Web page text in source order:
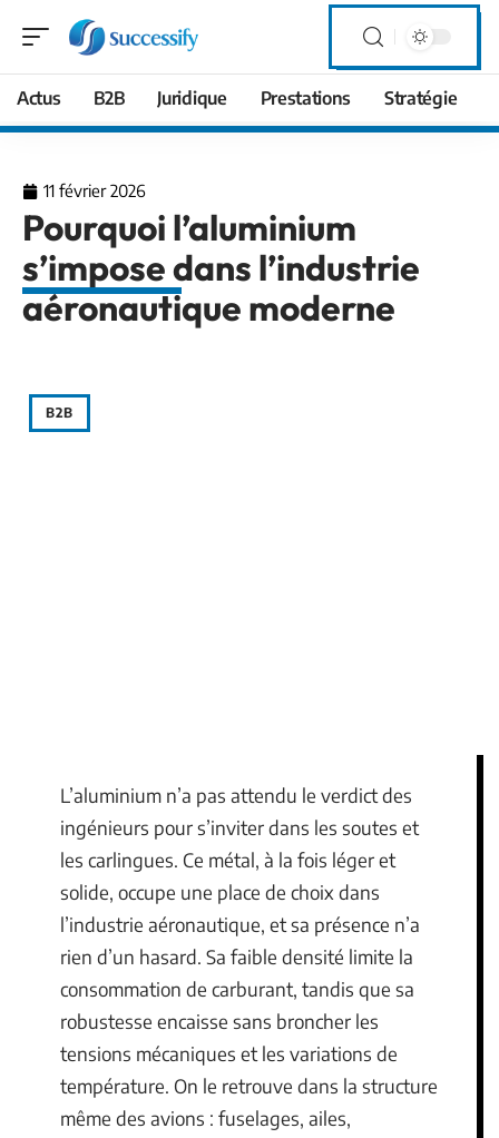
Actus B2B Juridique Prestations Stratégie
11 février 2026
Pourquoi l’aluminium
s’impose dans l’industrie
aéronautique moderne
B2B
L’aluminium n’a pas attendu le verdict des
ingénieurs pour s’inviter dans les soutes et
les carlingues. Ce métal, à la fois léger et
solide, occupe une place de choix dans
l’industrie aéronautique, et sa présence n’a
rien d’un hasard. Sa faible densité limite la
consommation de carburant, tandis que sa
robustesse encaisse sans broncher les
tensions mécaniques et les variations de
température. On le retrouve dans la structure
même des avions : fuselages, ailes,